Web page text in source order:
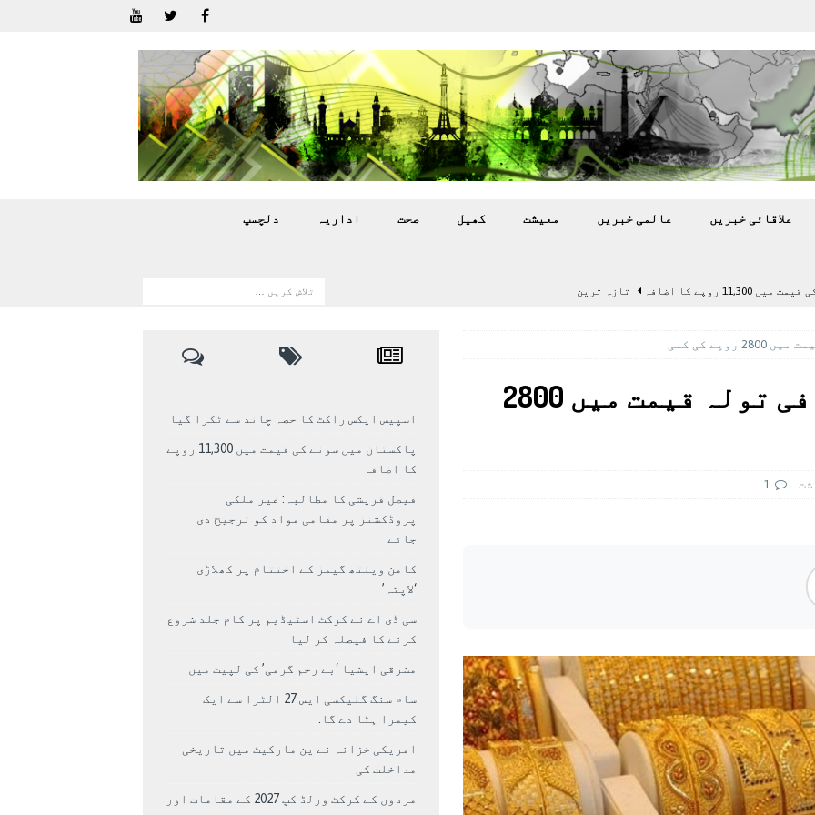
علاقائی خبريں عالمی خبريں معيشت کھيل صحت اداريہ دلچسپ
روپے کا اضافہ تازہ ترين
پر کام جلد شروع کرنے کا فیصلہ کر لیا
کی کمی
ملک میں آج سونے کی فی تولہ قیمت میں 2800
1
اسپیس ایکس راکٹ کا حصہ چاند سے ٹکرا گیا
پاکستان میں سونے کی قیمت میں 11,300 روپے
کا اضافہ
فیصل قریشی کا مطالبہ: غیر ملکی
پروڈکشنز پر مقامی مواد کو ترجیح دی
جائے
کامن ویلتھ گیمز کے اختتام پر کھلاڑی
‘لاپتہ’
سی ڈی اے نے کرکٹ اسٹیڈیم پر کام جلد شروع
کرنے کا فیصلہ کر لیا
مشرقی ایشیا ‘بے رحم گرمی’ کی لپیٹ میں
سام سنگ گلیکسی ایس 27 الٹرا سے ایک
کیمرا ہٹا دے گا.
امریکی خزانہ نے ین مارکیٹ میں تاریخی
مداخلت کی
مردوں کے کرکٹ ورلڈ کپ 2027 کے مقامات اور